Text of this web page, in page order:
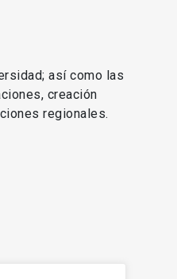
así como las
creación
regionales.